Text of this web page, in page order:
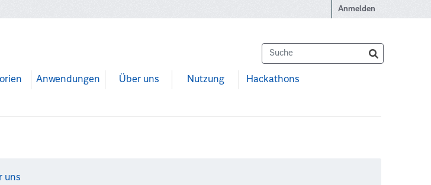
Anmelden
Anwendungen Über uns Nutzung Hackathons
uns